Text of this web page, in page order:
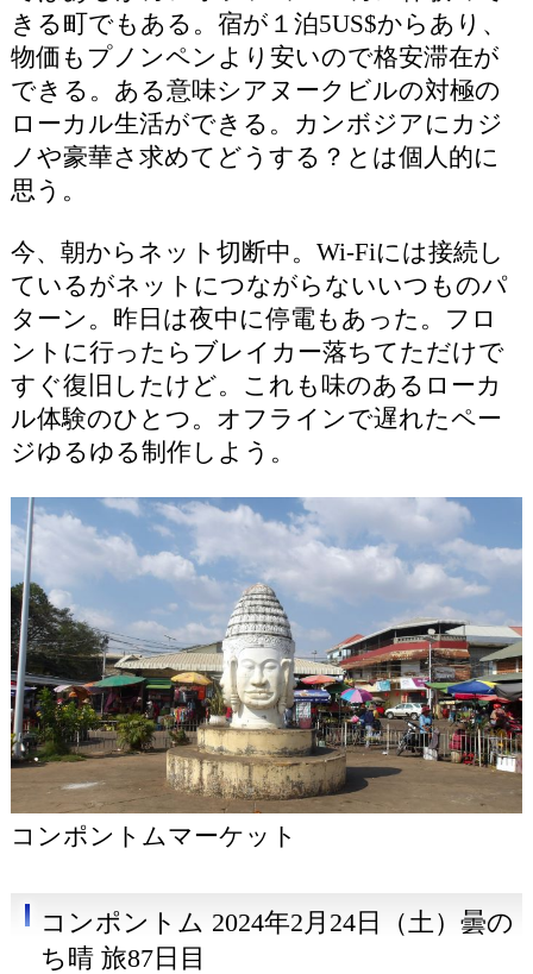
きる町でもある。宿が１泊5US$からあり、
物価もプノンペンより安いので格安滞在が
できる。ある意味シアヌークビルの対極の
ローカル生活ができる。カンボジアにカジ
ノや豪華さ求めてどうする？とは個人的に
思う。
今、朝からネット切断中。Wi-Fiには接続し
ているがネットにつながらないいつものパ
ターン。昨日は夜中に停電もあった。フロ
ントに行ったらブレイカー落ちてただけで
すぐ復旧したけど。これも味のあるローカ
ル体験のひとつ。オフラインで遅れたペー
ジゆるゆる制作しよう。
コンポントムマーケット
コンポントム 2024年2月24日（土）曇の
ち晴 旅87日目